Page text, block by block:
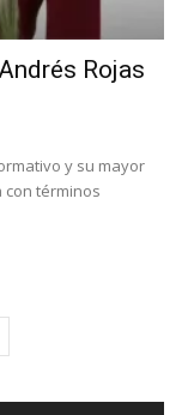
Rojas
y su mayor
términos